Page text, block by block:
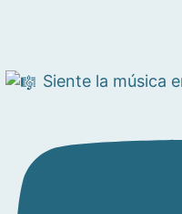
Siente la música